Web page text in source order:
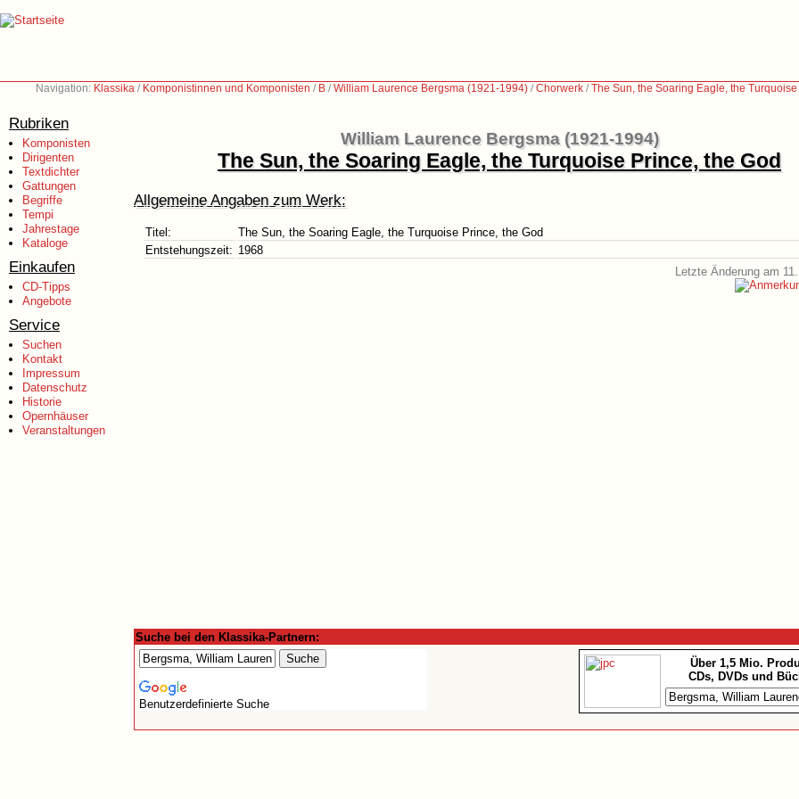
Navigation: Klassika / Komponistinnen und Komponisten / B /William Laurence Bergsma (1921-1994) /Chorwerk /The Sun, the Soaring Eagle, the Turquoise
Rubriken
Komponisten
Dirigenten
Textdichter
Gattungen
Begriffe
Tempi
Jahrestage
Kataloge
Einkaufen
CD-Tipps
Angebote
Service
Suchen
Kontakt
Impressum
Datenschutz
Historie
Opernhäuser
Veranstaltungen
William Laurence Bergsma (1921-1994)
The Sun, the Soaring Eagle, the Turquoise Prince, the God
Allgemeine Angaben zum Werk:
Titel:
The Sun, the Soaring Eagle, the Turquoise Prince, the God
Entstehungszeit: 1968
Letzte Änderung am
Suche bei den Klassika-Partnern:
Benutzerdefinierte Suche
Über 1,5 Mio.
CDs, DVDs und